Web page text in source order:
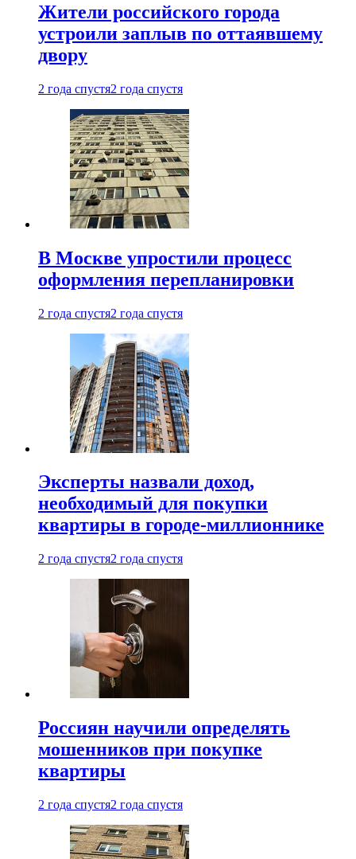
Жители российского города
устроили заплыв по оттаявшему
двору
2 года спустя2 года спустя
В Москве упростили процесс
оформления перепланировки
2 года спустя2 года спустя
Эксперты назвали доход,
необходимый для покупки
квартиры в городе-миллионнике
2 года спустя2 года спустя
Россиян научили определять
мошенников при покупке
квартиры
2 года спустя2 года спустя